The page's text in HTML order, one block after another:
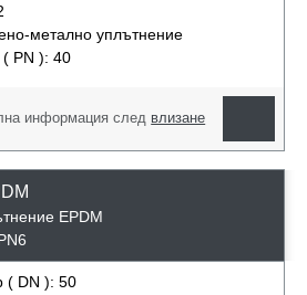
метално уплътнение
PN ): 40
информация след влизане
EPDM
( DN ): 50